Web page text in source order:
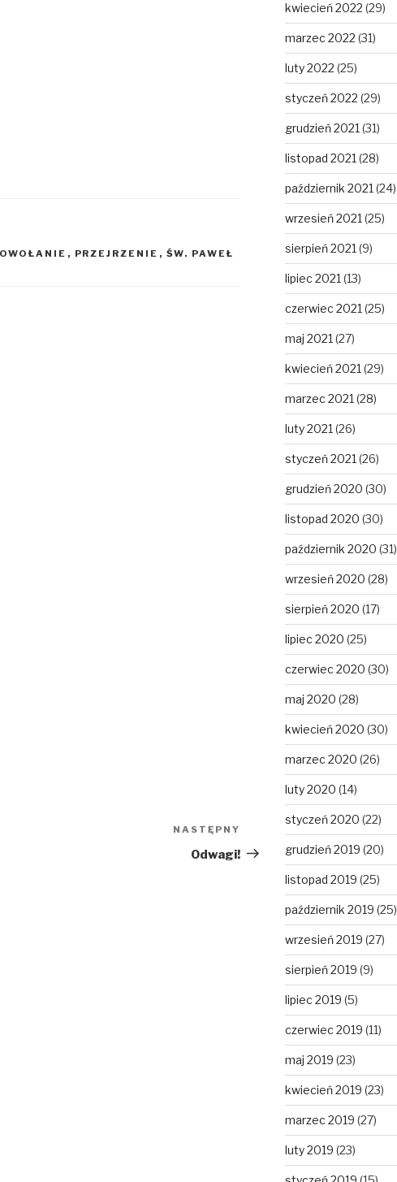
, PRZEJRZENIE , ŚW. PAWEŁ
Następny
wpis
NASTĘPNY
Odwagi!
kwiecień 2022 (29)
marzec 2022 (31)
luty 2022 (25)
styczeń 2022 (29)
grudzień 2021 (31)
listopad 2021 (28)
październik 2021 (24)
wrzesień 2021 (25)
sierpień 2021 (9)
lipiec 2021 (13)
czerwiec 2021 (25)
maj 2021 (27)
kwiecień 2021 (29)
marzec 2021 (28)
luty 2021 (26)
styczeń 2021 (26)
grudzień 2020 (30)
listopad 2020 (30)
październik 2020 (31)
wrzesień 2020 (28)
sierpień 2020 (17)
lipiec 2020 (25)
czerwiec 2020 (30)
maj 2020 (28)
kwiecień 2020 (30)
marzec 2020 (26)
luty 2020 (14)
styczeń 2020 (22)
grudzień 2019 (20)
listopad 2019 (25)
październik 2019 (25)
wrzesień 2019 (27)
sierpień 2019 (9)
lipiec 2019 (5)
czerwiec 2019 (11)
maj 2019 (23)
kwiecień 2019 (23)
marzec 2019 (27)
luty 2019 (23)